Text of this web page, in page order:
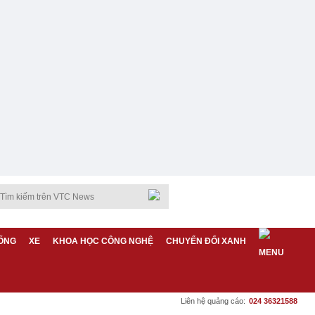
XE KHOA HỌC CÔNG NGHỆ CHUYỂN ĐỔI XANH
Liên hệ quảng cáo: 024 36321588